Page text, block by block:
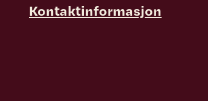
Kontaktinformasjon